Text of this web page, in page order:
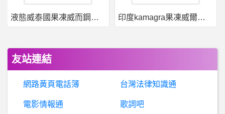
女
人話題- 大家會去越式洗髮嗎？ 大家會去越式洗髮嗎？
錶
板- 預算150K左右 換換病發作想買錶 預算150K左右 換換病發作想買錶
液態威泰國果凍威而鋼哪裡買 印度kamagra果凍威爾剛用於治療男性勃起功能障礙
友站連結
網路黃頁電話簿 台灣法律知識通
電影情報通 歌詞吧